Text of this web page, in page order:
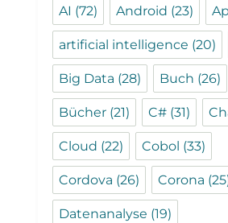
AI (72) Android (23)
artificial intelligence (20)
Big Data (28) Buch (26)
Bücher (21) C# (31)
Cloud (22) Cobol (33)
Cordova (26) Corona
Datenanalyse (19)